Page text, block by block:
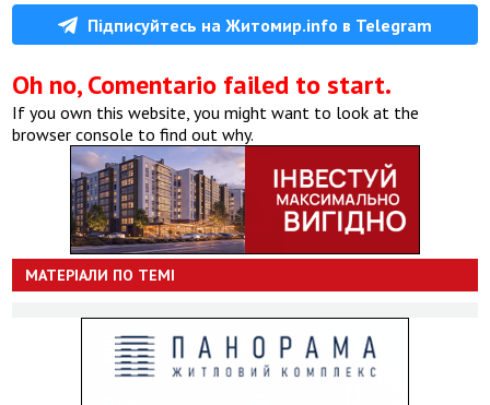
Підписуйтесь на Житомир.info в Telegram
Oh no, Comentario failed to start.
If you own this website, you might want to look at the
browser console to find out why.
МАТЕРІАЛИ ПО ТЕМІ